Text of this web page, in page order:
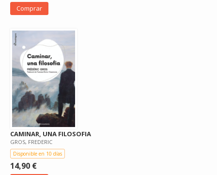
Comprar
CAMINAR, UNA FILOSOFIA
GROS, FREDERIC
Disponible en 10 días
14,90 €